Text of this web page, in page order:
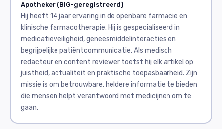
Apotheker (BIG-geregistreerd)
Hij heeft 14 jaar ervaring in de openbare farmacie en
klinische farmacotherapie. Hij is gespecialiseerd in
medicatieveiligheid, geneesmiddelinteracties en
begrijpelijke patiëntcommunicatie. Als medisch
redacteur en content reviewer toetst hij elk artikel op
juistheid, actualiteit en praktische toepasbaarheid. Zijn
missie is om betrouwbare, heldere informatie te bieden
die mensen helpt verantwoord met medicijnen om te
gaan.